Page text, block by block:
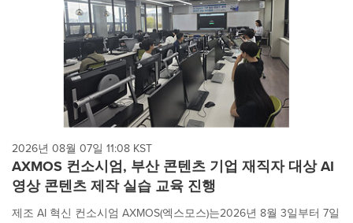
2026년 08월 07일 11:08 KST
AXMOS 컨소시엄, 부산 콘텐츠 기업 재직자 대상 AI
영상 콘텐츠 제작 실습 교육 진행
제조 AI 혁신 컨소시엄 AXMOS(엑스모스)는2026년 8월 3일부터 7일